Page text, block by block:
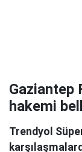
Gaziantep
hakemi
Trendyol